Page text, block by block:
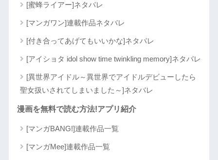
[蜜蜂ライアー]ネタバレ
[マンガワン]連載作品ネタバレ
[付き合ってあげてもいいかな]ネタバレ
[アイショタ idol show time twinkling memory]ネタバレ
[異世界アイドル～異世界でアイドルデビューしたら
聖女扱いされてしまいました～]ネタバレ
漫画を無料で読む方法!アプリ紹介
[マンガBANG!]連載作品一覧
[マンガMee]連載作品一覧